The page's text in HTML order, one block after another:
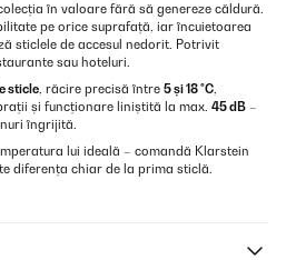
în valoare fără să genereze căldură.
pe orice suprafață, iar încuietoarea
sticlele de accesul nedorit. Potrivit
sau hoteluri.
sticle, răcire precisă între 5 și 18 °C,
și funcționare liniștită la max. 45 dB –
îngrijită.
lui ideală – comandă Klarstein
diferența chiar de la prima sticlă.